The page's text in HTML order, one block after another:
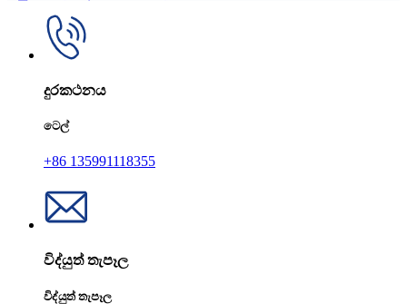
දුරකථනය
ටෙල්
+86 135991118355
විද්යුත් තැපෑල
විද්යුත් තැපෑල